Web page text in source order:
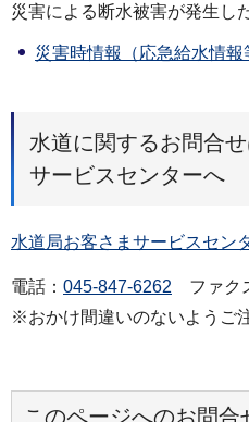
災害による断水被害が発生し
災害時情報（応急給水情報
水道に関するお問合
サービスセンターへ
水道局お客さまサービスセン
電話： 045-847-6262 ファク
※おかけ間違いのないようご
このページへのお問合